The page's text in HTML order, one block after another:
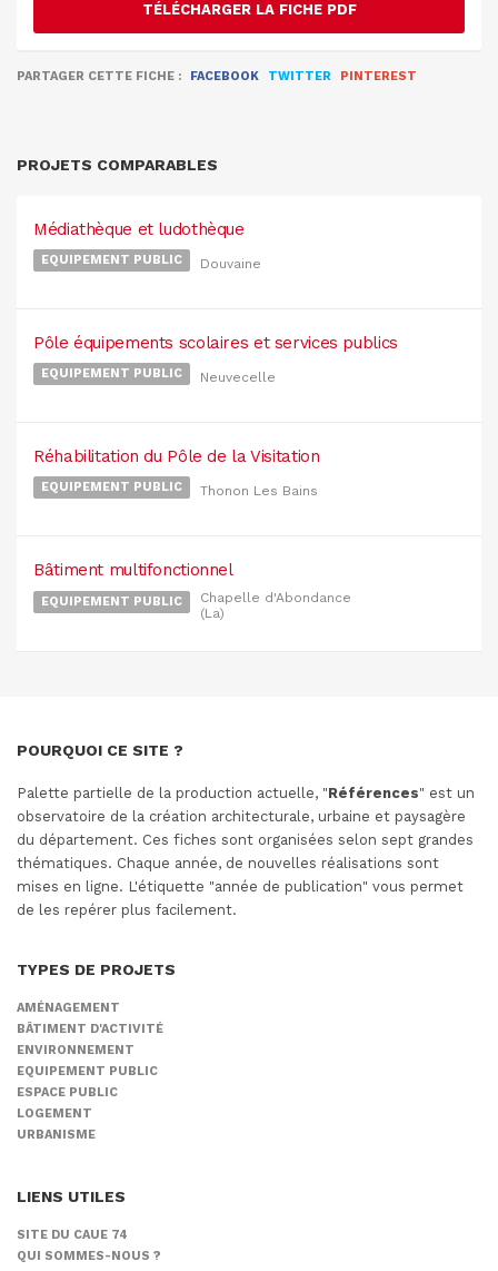
TÉLÉCHARGER LA FICHE PDF
PARTAGER CETTE FICHE : FACEBOOK TWITTER PINTEREST
PROJETS COMPARABLES
Médiathèque et ludothèque
EQUIPEMENT PUBLIC Douvaine
Pôle équipements scolaires et services publics
EQUIPEMENT PUBLIC Neuvecelle
Réhabilitation du Pôle de la Visitation
EQUIPEMENT PUBLIC Thonon Les Bains
Bâtiment multifonctionnel
EQUIPEMENT PUBLIC
Chapelle d'Abondance
(La)
POURQUOI CE SITE ?
Palette partielle de la production actuelle, "Références" est un
observatoire de la création architecturale, urbaine et paysagère
du département. Ces fiches sont organisées selon sept grandes
thématiques. Chaque année, de nouvelles réalisations sont
mises en ligne. L'étiquette "année de publication" vous permet
de les repérer plus facilement.
TYPES DE PROJETS
AMÉNAGEMENT
BÂTIMENT D'ACTIVITÉ
ENVIRONNEMENT
EQUIPEMENT PUBLIC
ESPACE PUBLIC
LOGEMENT
URBANISME
LIENS UTILES
SITE DU CAUE 74
QUI SOMMES-NOUS ?